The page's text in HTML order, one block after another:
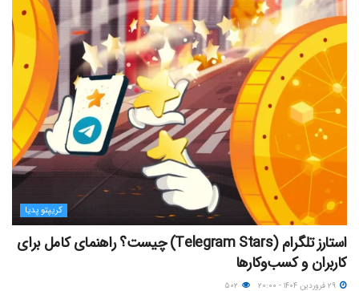
کریپتو پدیا
استارز تلگرام (Telegram Stars) چیست؟ راهنمای کامل برای
کاربران و کسب‌وکارها